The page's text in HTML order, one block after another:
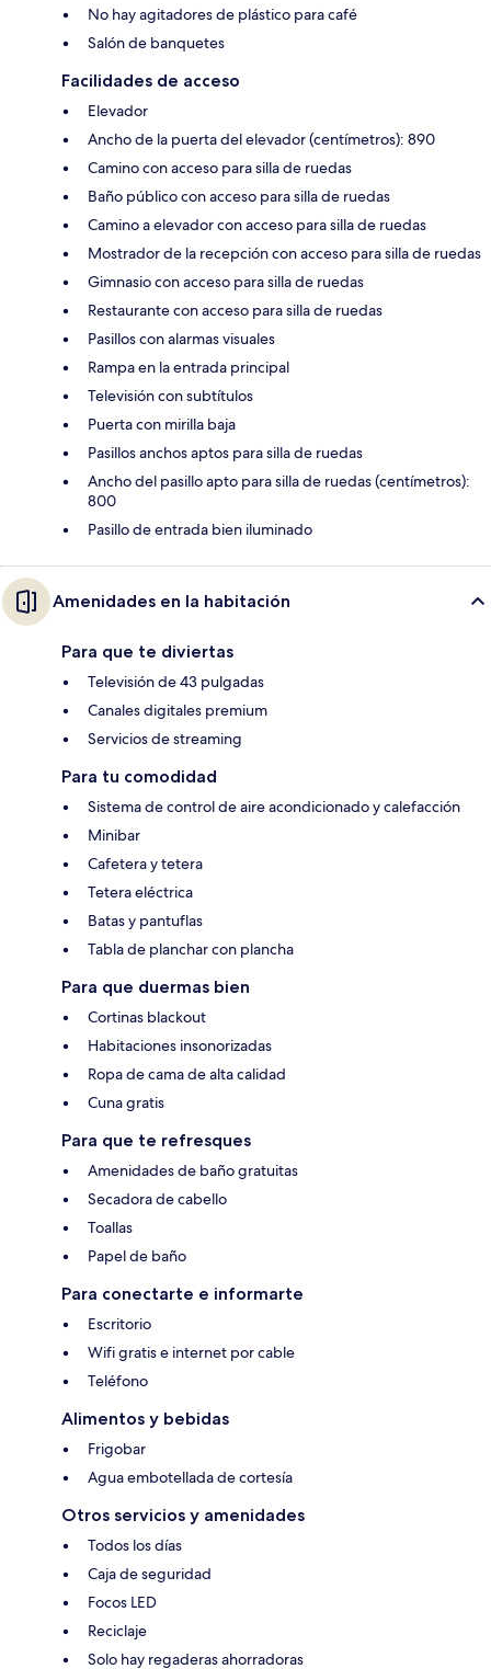
No hay agitadores de plástico para café
Salón de banquetes
Facilidades de acceso
Elevador
Ancho de la puerta del elevador (centímetros): 890
Camino con acceso para silla de ruedas
Baño público con acceso para silla de ruedas
Camino a elevador con acceso para silla de ruedas
Mostrador de la recepción con acceso para silla de ruedas
Gimnasio con acceso para silla de ruedas
Restaurante con acceso para silla de ruedas
Pasillos con alarmas visuales
Rampa en la entrada principal
Televisión con subtítulos
Puerta con mirilla baja
Pasillos anchos aptos para silla de ruedas
Ancho del pasillo apto para silla de ruedas (centímetros):
800
Pasillo de entrada bien iluminado
Amenidades en la habitación
Para que te diviertas
Televisión de 43 pulgadas
Canales digitales premium
Servicios de streaming
Para tu comodidad
Sistema de control de aire acondicionado y calefacción
Minibar
Cafetera y tetera
Tetera eléctrica
Batas y pantuflas
Tabla de planchar con plancha
Para que duermas bien
Cortinas blackout
Habitaciones insonorizadas
Ropa de cama de alta calidad
Cuna gratis
Para que te refresques
Amenidades de baño gratuitas
Secadora de cabello
Toallas
Papel de baño
Para conectarte e informarte
Escritorio
Wifi gratis e internet por cable
Teléfono
Alimentos y bebidas
Frigobar
Agua embotellada de cortesía
Otros servicios y amenidades
Todos los días
Caja de seguridad
Focos LED
Reciclaje
Solo hay regaderas ahorradoras